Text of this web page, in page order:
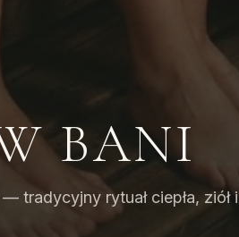
BANI
tradycyjny rytuał ciepła, ziół i